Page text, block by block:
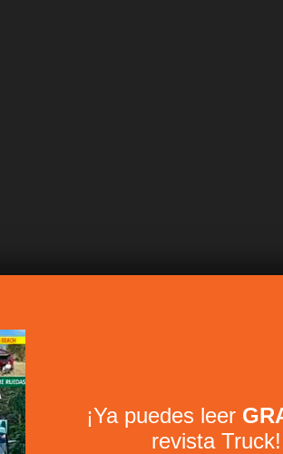
¡Ya puedes leer
revista Truck!